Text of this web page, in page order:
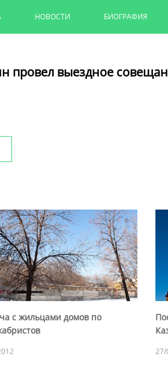
НОВОСТИ БИОГРАФИЯ
провел выездное
с жильцами домов по
27/